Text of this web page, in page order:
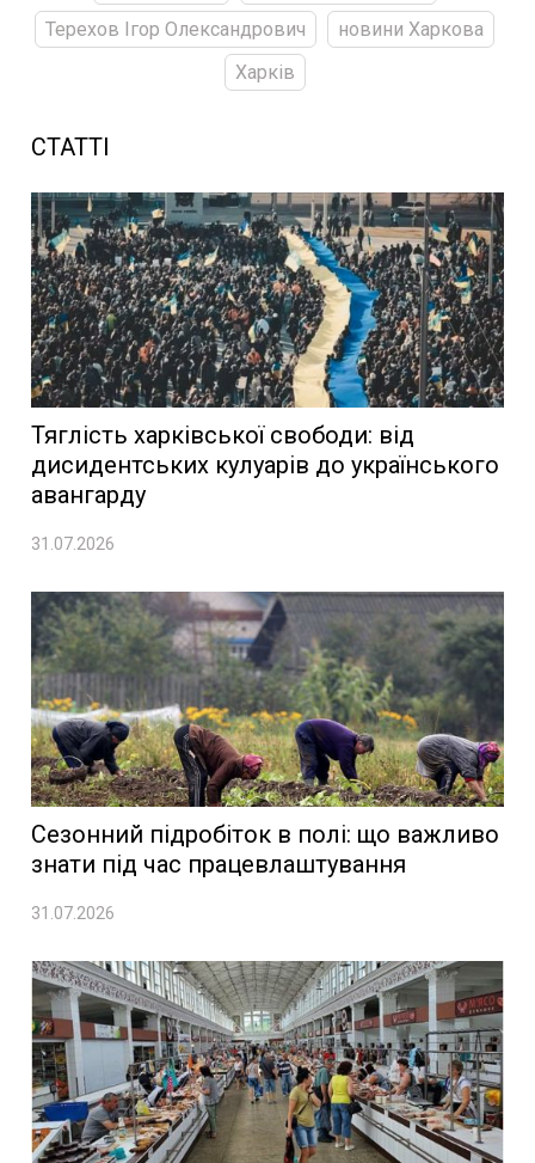
Терехов Ігор Олександрович
новини Харкова
Харків
СТАТТІ
Тяглість харківської свободи: від
дисидентських кулуарів до українського
авангарду
31.07.2026
Сезонний підробіток в полі: що важливо
знати під час працевлаштування
31.07.2026